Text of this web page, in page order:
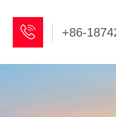
 +86-